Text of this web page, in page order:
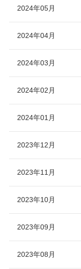
2024年05月
2024年04月
2024年03月
2024年02月
2024年01月
2023年12月
2023年11月
2023年10月
2023年09月
2023年08月